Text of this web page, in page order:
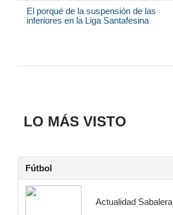
El porqué de la suspensión de las
inferiores en la Liga Santafesina
LO MÁS VISTO
Fútbol
Actualidad Sabalera